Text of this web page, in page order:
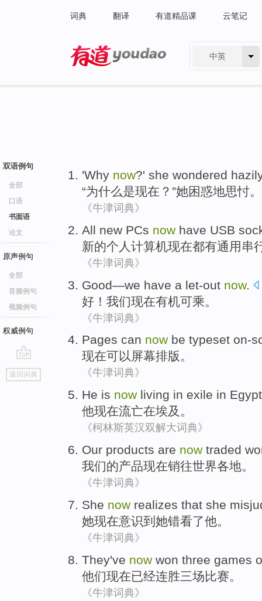
词典 翻译 有道精品课 云笔记
中英
双语例句
全部
口语
书面语
论文
原声例句
全部
音频例句
视频例句
权威例句
go
top
返回词典
'Why now?' she wondered hazily
“为什么是现在 ？”她困惑地思忖。
《牛津词典》
All new PCs now have USB
新的个人计算机现在都有通用串
《牛津词典》
Good—we have a let-out now.
好 ！ 我们现在有机可乘 。
《牛津词典》
Pages can now be typeset on-
现在可以 屏幕排版。
《牛津词典》
He is now living in exile in Egypt
他现在流亡在埃及 。
《柯林斯英汉双解大词典》
Our products are now traded
我们的产品现在销往世界各地。
《牛津词典》
She now realizes that she
她现在意识到她错看了他。
《牛津词典》
They've now won three games
他们现在已经连胜三场比赛 。
《牛津词典》